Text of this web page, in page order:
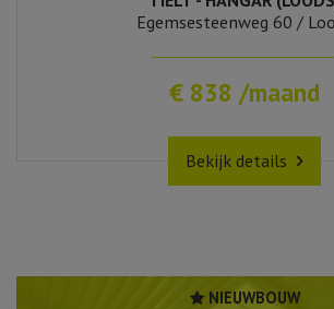
Egemsesteenweg 60 /
€ 838 /maand
Bekijk details
NIEUWBOUW